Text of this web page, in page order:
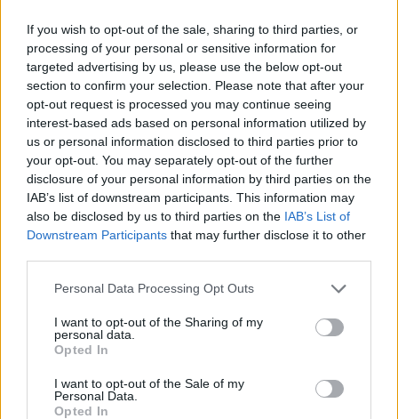
If you wish to opt-out of the sale, sharing to third parties, or
processing of your personal or sensitive information for
targeted advertising by us, please use the below opt-out
section to confirm your selection. Please note that after your
opt-out request is processed you may continue seeing
interest-based ads based on personal information utilized by
us or personal information disclosed to third parties prior to
your opt-out. You may separately opt-out of the further
disclosure of your personal information by third parties on the
IAB’s list of downstream participants. This information may
also be disclosed by us to third parties on the IAB’s List of
Downstream Participants that may further disclose it to other
Please note that this website/app uses one or more Google
not limited to your visit or usage behaviour. You may click to
grant or deny consent to Google and its third-party tags to
use your data for below specified purposes in below Google
consent section.
Personal Data Processing Opt Outs
I want to opt-out of the Sharing of my
personal data.
Opted In
I want to opt-out of the Sale of my
Personal Data.
Opted In
BIATHLON
Norvegia
Beatrice Beretta · 8 Ago 2026
PIÙ LETTI